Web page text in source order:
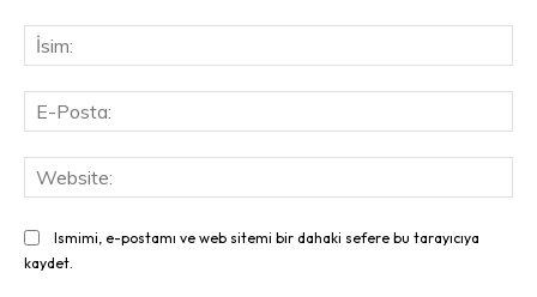
Ismimi, e-postamı ve web sitemi bir dahaki sefere bu tarayıcıya
kaydet.